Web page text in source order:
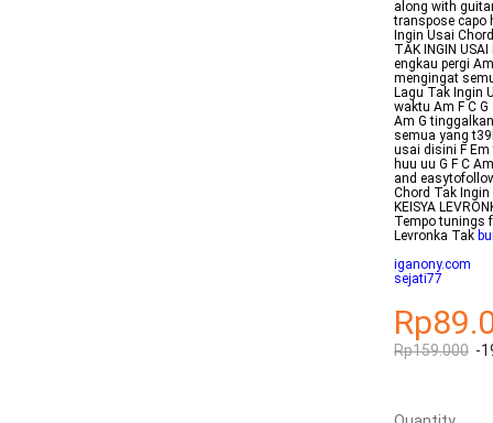
along with
transpose capo
Ingin Usai
TAK INGIN
engkau pergi
mengingat
Lagu Tak Ingin
waktu Am F C
Am G
semua yang
usai disini F Em
huu uu G F C
and
Chord Tak Ingin
KEISYA
Tempo tunings
Levronka Tak
iganony.com
sejati77
Rp159.000 -